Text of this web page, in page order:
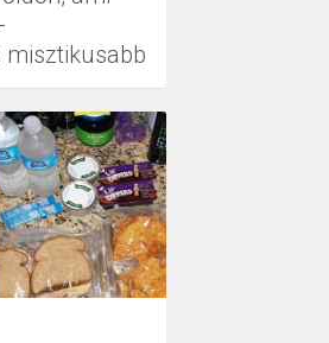
misztikusabb